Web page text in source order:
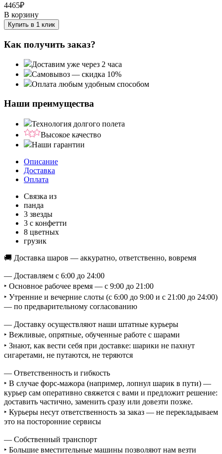
4465₽
В корзину
Купить в 1 клик
Как получить заказ?
Доставим уже через 2 часа
Самовывоз — скидка 10%
Оплата любым удобным способом
Наши преимущества
Технология долгого полета
Высокое качество
Наши гарантии
Описание
Доставка
Оплата
Связка из
панда
3 звезды
3 с конфетти
8 цветных
грузик
🚚 Доставка шаров — аккуратно, ответственно, вовремя
— Доставляем с 6:00 до 24:00
‣ Основное рабочее время — с 9:00 до 21:00
‣ Утренние и вечерние слоты (с 6:00 до 9:00 и с 21:00 до 24:00)
— по предварительному согласованию
— Доставку осуществляют наши штатные курьеры
‣ Вежливые, опрятные, обученные работе с шарами
‣ Знают, как вести себя при доставке: шарики не пахнут
сигаретами, не путаются, не теряются
— Ответственность и гибкость
‣ В случае форс-мажора (например, лопнул шарик в пути) —
курьер сам оперативно свяжется с вами и предложит решение:
доставить частично, заменить сразу или довезти позже.
‣ Курьеры несут ответственность за заказ — не перекладываем
это на посторонние сервисы
— Собственный транспорт
‣ Большие вместительные машины позволяют нам везти